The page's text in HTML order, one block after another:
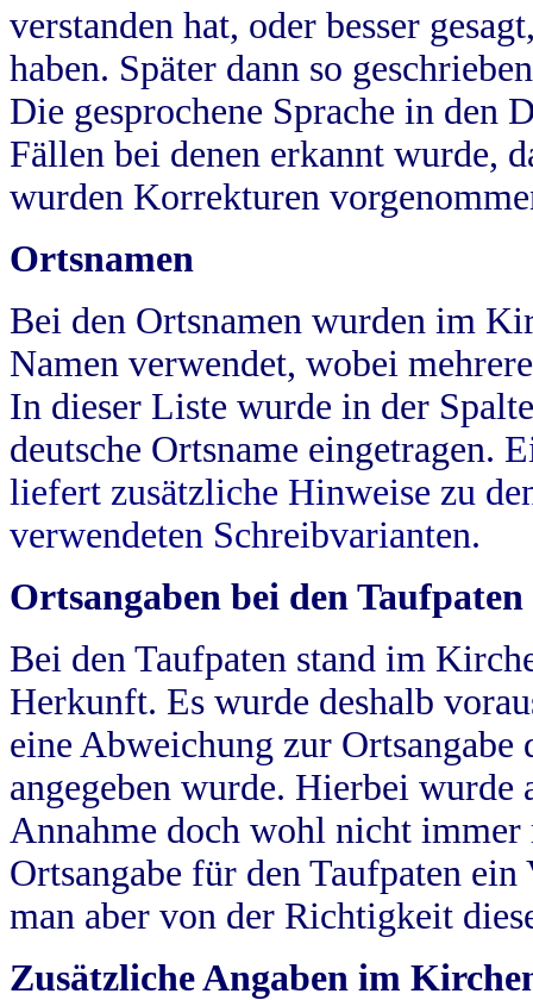
verstanden hat, oder besser
haben. Später dann so
Die gesprochene Sprache in
Fällen bei denen erkannt wurde,
wurden Korrekturen
Ortsnamen
Bei den Ortsnamen wurden im
Namen verwendet, wobei
In dieser Liste wurde in der
deutsche Ortsname eingetragen.
liefert zusätzliche Hinweise zu
verwendeten Schreibvarianten.
Ortsangaben bei den Taufpaten
Bei den Taufpaten stand im
Herkunft. Es wurde deshalb
eine Abweichung zur
angegeben wurde. Hierbei wurde
Annahme doch wohl nicht
Ortsangabe für den Taufpaten
man aber von der Richtigkeit
Zusätzliche Angaben im